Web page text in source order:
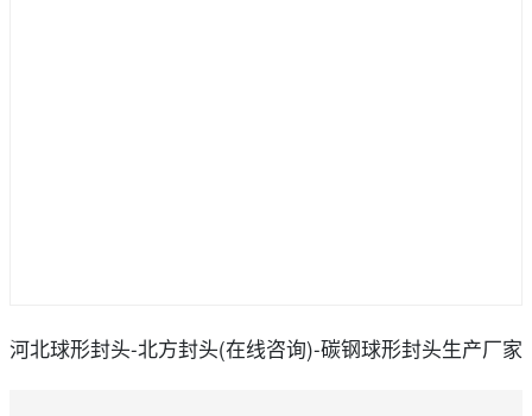
河北球形封头-北方封头(在线咨询)-碳钢球形封头生产厂家